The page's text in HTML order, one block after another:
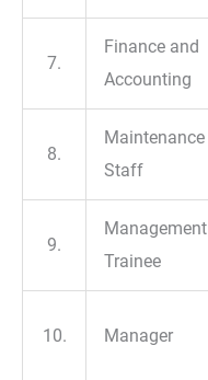
7.
Finance and
Accounting
8.
Maintenance
Staff
9.
Management
Trainee
10. Manager